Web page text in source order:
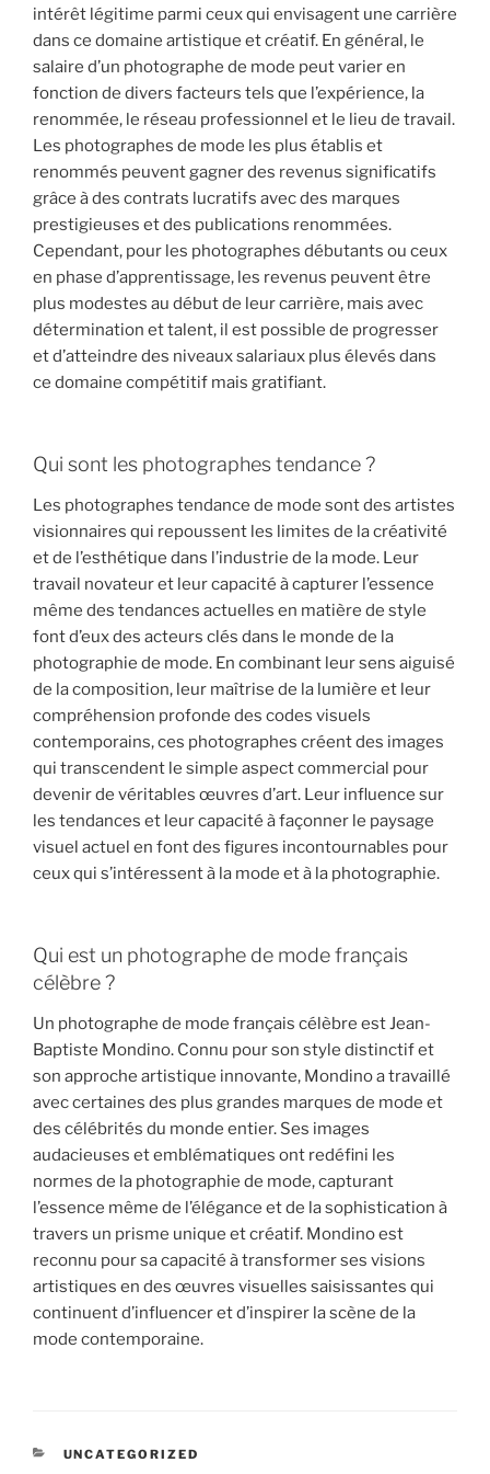
intérêt légitime parmi ceux qui envisagent une carrière
dans ce domaine artistique et créatif. En général, le
salaire d’un photographe de mode peut varier en
fonction de divers facteurs tels que l’expérience, la
renommée, le réseau professionnel et le lieu de travail.
Les photographes de mode les plus établis et
renommés peuvent gagner des revenus significatifs
grâce à des contrats lucratifs avec des marques
prestigieuses et des publications renommées.
Cependant, pour les photographes débutants ou ceux
en phase d’apprentissage, les revenus peuvent être
plus modestes au début de leur carrière, mais avec
détermination et talent, il est possible de progresser
et d’atteindre des niveaux salariaux plus élevés dans
ce domaine compétitif mais gratifiant.
Qui sont les photographes tendance ?
Les photographes tendance de mode sont des artistes
visionnaires qui repoussent les limites de la créativité
et de l’esthétique dans l’industrie de la mode. Leur
travail novateur et leur capacité à capturer l’essence
même des tendances actuelles en matière de style
font d’eux des acteurs clés dans le monde de la
photographie de mode. En combinant leur sens aiguisé
de la composition, leur maîtrise de la lumière et leur
compréhension profonde des codes visuels
contemporains, ces photographes créent des images
qui transcendent le simple aspect commercial pour
devenir de véritables œuvres d’art. Leur influence sur
les tendances et leur capacité à façonner le paysage
visuel actuel en font des figures incontournables pour
ceux qui s’intéressent à la mode et à la photographie.
Qui est un photographe de mode français
célèbre ?
Un photographe de mode français célèbre est Jean-
Baptiste Mondino. Connu pour son style distinctif et
son approche artistique innovante, Mondino a travaillé
avec certaines des plus grandes marques de mode et
des célébrités du monde entier. Ses images
audacieuses et emblématiques ont redéfini les
normes de la photographie de mode, capturant
l’essence même de l’élégance et de la sophistication à
travers un prisme unique et créatif. Mondino est
reconnu pour sa capacité à transformer ses visions
artistiques en des œuvres visuelles saisissantes qui
continuent d’influencer et d’inspirer la scène de la
mode contemporaine.
CATÉGORIES
UNCATEGORIZED